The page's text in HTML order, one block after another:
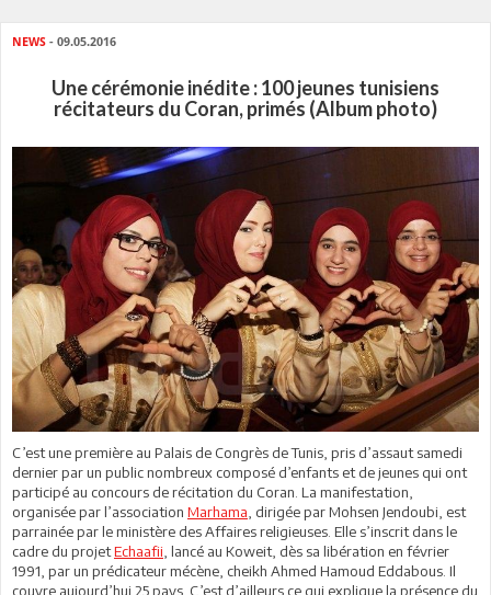
NEWS - 09.05.2016
Une cérémonie inédite : 100 jeunes tunisiens
récitateurs du Coran, primés (Album photo)
C’est une première au Palais de Congrès de Tunis, pris d’assaut samedi
dernier par un public nombreux composé d’enfants et de jeunes qui ont
participé au concours de récitation du Coran. La manifestation,
organisée par l’association Marhama , dirigée par Mohsen Jendoubi, est
parrainée par le ministère des Affaires religieuses. Elle s’inscrit dans le
cadre du projetEchaafii , lancé au Koweit, dès sa libération en février
1991, par un prédicateur mécène, cheikh Ahmed Hamoud Eddabous. Il
couvre aujourd’hui 25 pays. C’est d’ailleurs ce qui explique la présence du